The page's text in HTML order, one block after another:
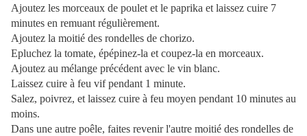
Ajoutez les morceaux de poulet et le paprika et laissez cuire 7
minutes en remuant régulièrement.
Ajoutez la moitié des rondelles de chorizo.
Epluchez la tomate, épépinez-la et coupez-la en morceaux.
Ajoutez au mélange précédent avec le vin blanc.
Laissez cuire à feu vif pendant 1 minute.
Salez, poivrez, et laissez cuire à feu moyen pendant 10 minutes au
moins.
Dans une autre poêle, faites revenir l'autre moitié des rondelles de